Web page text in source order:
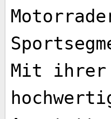
Mit ihrer